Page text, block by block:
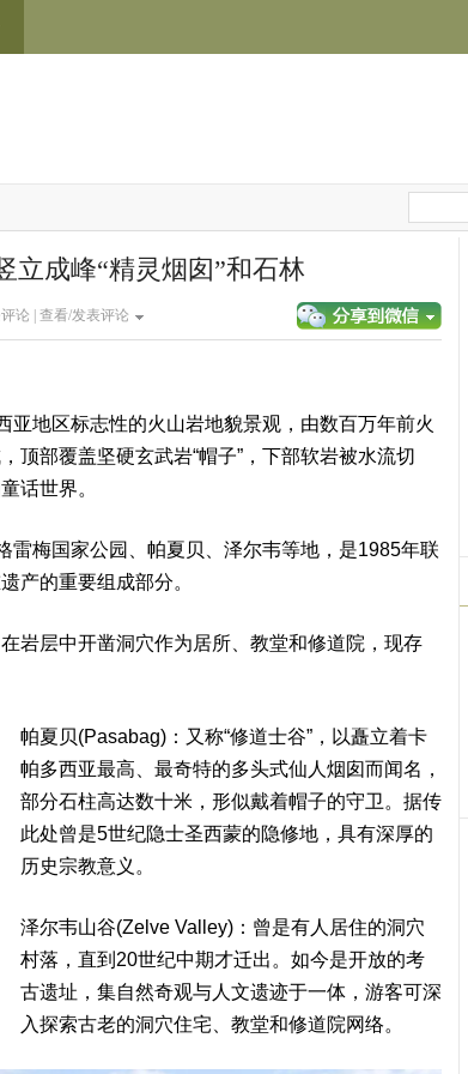
立成峰“精灵烟囱”和石林
论 | 查看/发表评论
亚地区标志性的火山岩地貌景观‌，由数百万年前火
顶部覆盖坚硬玄武岩“帽子”，下部软岩被水流切
话世界。
雷梅国家公园、帕夏贝、泽尔韦等地，是1985年联
产的重要组成部分。
岩层中开凿洞穴作为居所、教堂和修道院，现存
帕夏贝(Pasabag)‌：又称“修道士谷”，以矗立着‌卡
帕多西亚最高、最奇特的多头式仙人烟囱‌而闻名，
部分石柱高达数十米，形似戴着帽子的守卫。据传
此处曾是5世纪隐士圣西蒙的隐修地，具有深厚的
历史宗教意义。
泽尔韦山谷(Zelve Valley)‌：曾是有人居住的洞穴
村落，直到20世纪中期才迁出。如今是开放的考
古遗址，集自然奇观与人文遗迹于一体，游客可深
入探索古老的洞穴住宅、教堂和修道院网络。